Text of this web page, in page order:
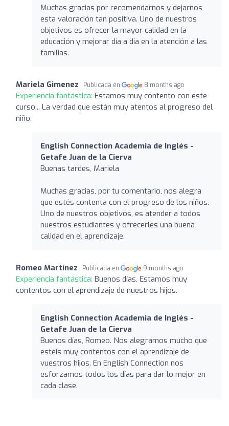
Muchas gracias por recomendarnos y dejarnos
esta valoración tan positiva. Uno de nuestros
objetivos es ofrecer la mayor calidad en la
educación y mejorar día a día en la atención a las
familias.
Mariela Gimenez Publicada en 8 months ago
Experiencia fantástica: Estamos muy contento con este
curso... La verdad que están muy atentos al progreso del
niño.
English Connection Academia de Inglés -
Getafe Juan de la Cierva
Buenas tardes, Mariela
Muchas gracias, por tu comentario, nos alegra
que estés contenta con el progreso de los niños.
Uno de nuestros objetivos, es atender a todos
nuestros estudiantes y ofrecerles una buena
calidad en el aprendizaje.
Romeo Martínez Publicada en 9 months ago
Experiencia fantástica: Buenos días, Estamos muy
contentos con el aprendizaje de nuestros hijos.
English Connection Academia de Inglés -
Getafe Juan de la Cierva
Buenos días, Romeo. Nos alegramos mucho que
estéis muy contentos con el aprendizaje de
vuestros hijos. En English Connection nos
esforzamos todos los días para dar lo mejor en
cada clase.